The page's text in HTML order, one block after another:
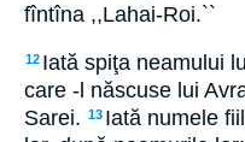
fîntîna ,,Lahai-Roi.``
12 Iată spiţa neamului
care -l născuse lui
Sarei. 13 Iată numele